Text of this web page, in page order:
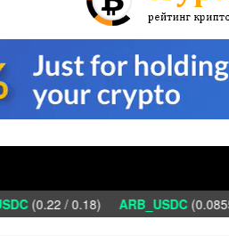
(0.22 / 0.18) ARB_USDC